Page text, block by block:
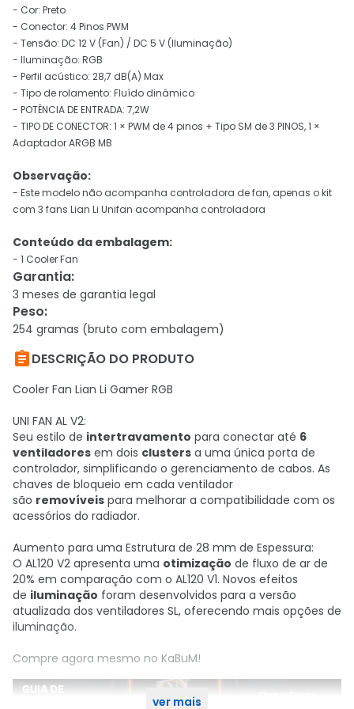
- Cor: Preto
- Conector: 4 Pinos PWM
- Tensão: DC 12 V (Fan) / DC 5 V (Iluminação)
- Iluminação: RGB
- Perfil acústico: 28,7 dB(A) Max
- Tipo de rolamento: Fluído dinâmico
- POTÊNCIA DE ENTRADA: 7,2W
- TIPO DE CONECTOR: 1 × PWM de 4 pinos + Tipo SM de 3 PINOS, 1 ×
Adaptador ARGB MB
Observação:
- Este modelo não acompanha controladora de fan, apenas o kit
com 3 fans Lian Li Unifan acompanha controladora
Conteúdo da embalagem:
- 1 Cooler Fan
Garantia:
3 meses de garantia legal
Peso:
254 gramas (bruto com embalagem)
DESCRIÇÃO DO PRODUTO
Cooler Fan Lian Li Gamer RGB
UNI FAN AL V2:
Seu estilo de intertravamento para conectar até 6
ventiladores em dois clusters a uma única porta de
controlador, simplificando o gerenciamento de cabos. As
chaves de bloqueio em cada ventilador
são removíveis para melhorar a compatibilidade com os
acessórios do radiador.
Aumento para uma Estrutura de 28 mm de Espessura:
O AL120 V2 apresenta uma otimização de fluxo de ar de
20% em comparação com o AL120 V1. Novos efeitos
de iluminação foram desenvolvidos para a versão
atualizada dos ventiladores SL, oferecendo mais opções de
iluminação.
Compre agora mesmo no KaBuM!
ver mais